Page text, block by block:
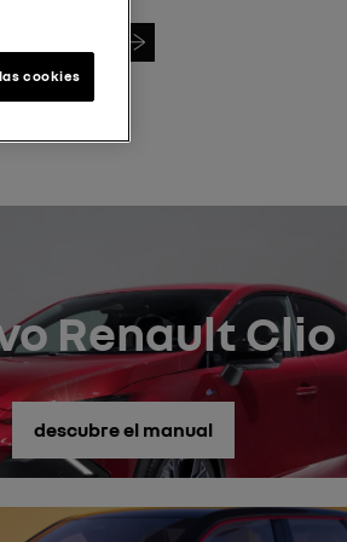
Buscar VIN
Renault Clio
descubre el manual
cookies